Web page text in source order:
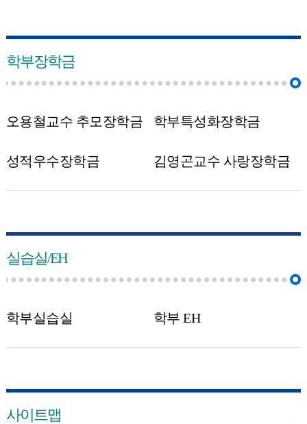
학부장학금
오용철교수 추모장학금 학부특성화장학금
성적우수장학금 김영곤교수 사랑장학금
실습실/EH
학부실습실 학부 EH
사이트맵